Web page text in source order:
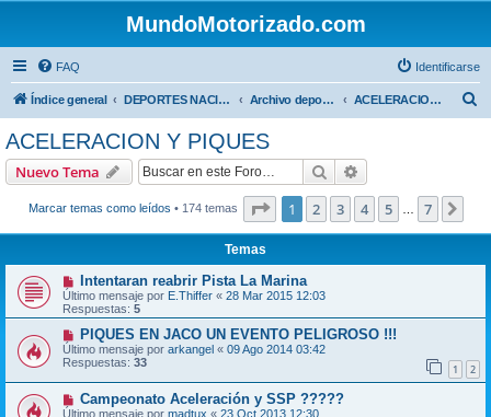
MundoMotorizado.com
FAQ Identificarse
Índice general DEPORTES NACIONALES Archivo deportes nacionales ACELERACION Y PIQUES
ACELERACION Y PIQUES
Nuevo Tema Buscar
Marcar temas como leídos • 174 temas Página de
1 2 3 4 5 7
Temas
Intentaran reabrir Pista La Marina
Último mensaje por E.Thiffer « 28 Mar 2015 12:03
Respuestas: 5
PIQUES EN JACO UN EVENTO PELIGROSO !!!
Último mensaje por arkangel « 09 Ago 2014 03:42
Respuestas: 33 1 2
Campeonato Aceleración y SSP ?????
Último mensaje por madtux « 23 Oct 2013 12:30